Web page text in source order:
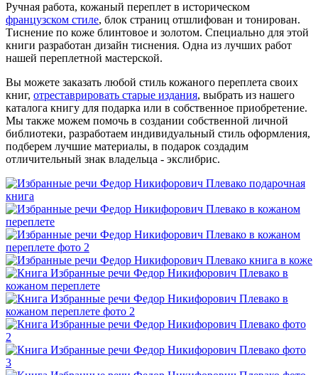
Ручная работа, кожаный переплет в историческом
французском стиле, блок страниц отшлифован и тонирован.
Тиснение по коже блинтовое и золотом. Специально для этой
книги разработан дизайн тиснения. Одна из лучших работ
нашей переплетной мастерской.
Вы можете заказать любой стиль кожаного переплета своих
книг, отреставрировать старые издания, выбрать из нашего
каталога книгу для подарка или в собственное приобретение.
Мы также можем помочь в создании собственной личной
библиотеки, разработаем индивидуальный стиль оформления,
подберем лучшие материалы, в подарок создадим
отличительный знак владельца - экслибрис.